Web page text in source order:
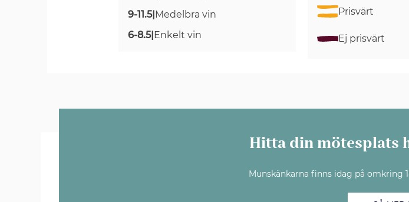
9-11.5|Medelbra vin
6-8.5|Enkelt vin
Prisvärt
Ej prisvärt
Hitta din mötesplats
Munskänkarna finns idag på omkring